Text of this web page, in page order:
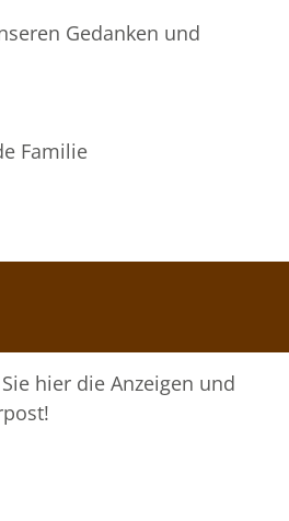
Gedanken und
Familie
hier die Anzeigen und